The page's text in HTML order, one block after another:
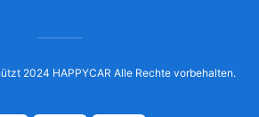
2024 HAPPYCAR Alle Rechte vorbehalten.